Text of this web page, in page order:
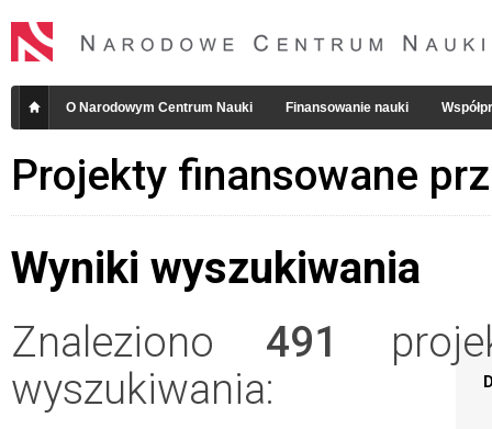
O Narodowym Centrum Nauki Finansowanie nauki
Projekty finansowane
Wyniki wyszukiwania
Znaleziono 491
wyszukiwania: